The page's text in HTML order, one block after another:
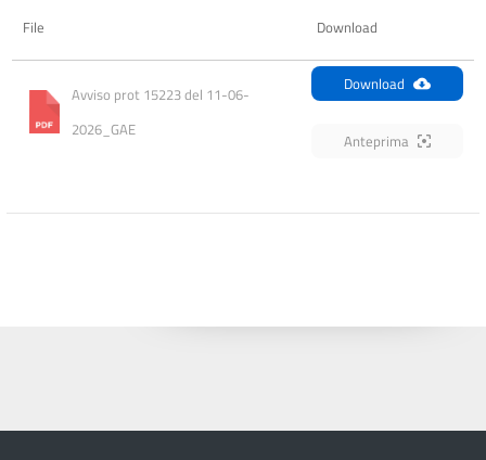
File Download
Avviso prot 15223 del 11-06-
2026_GAE
Download
Anteprima